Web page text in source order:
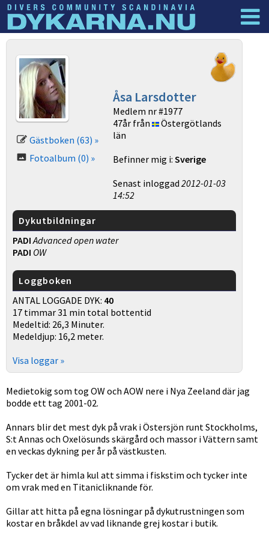
Dyknyheter Logga in
Gästboken (63) »
Fotoalbum (0) »
Åsa Larsdotter
Medlem nr #1977
47år från
Östergötlands
län
Befinner mig i:Sverige
Senast inloggad2012-01-03
14:52
Dykutbildningar
PADI Advanced open water
PADI OW
Loggboken
ANTAL LOGGADE DYK: 40
17 timmar 31 min total bottentid
Medeltid: 26,3 Minuter.
Medeldjup: 16,2 meter.
Visa loggar »
Medietokig som tog OW och AOW nere i Nya Zeeland där jag
bodde ett tag 2001-02.
Annars blir det mest dyk på vrak i Östersjön runt Stockholms,
S:t Annas och Oxelösunds skärgård och massor i Vättern samt
en veckas dykning per år på västkusten.
Tycker det är himla kul att simma i fiskstim och tycker inte
om vrak med en Titanicliknande för.
Gillar att hitta på egna lösningar på dykutrustningen som
kostar en bråkdel av vad liknande grej kostar i butik.